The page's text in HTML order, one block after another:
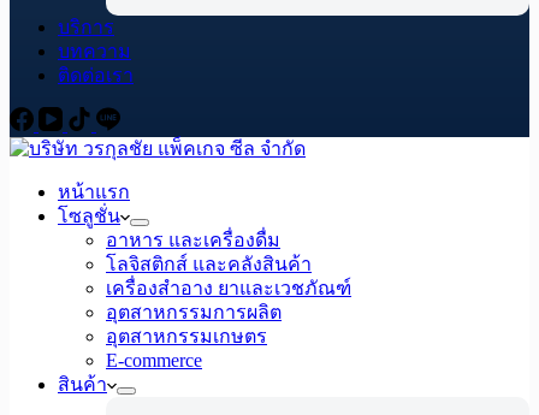
บริการ
บทความ
ติดต่อเรา
หน้าแรก
โซลูชั่น
อาหาร และเครื่องดื่ม
โลจิสติกส์ และคลังสินค้า
เครื่องสำอาง ยาและเวชภัณฑ์
อุตสาหกรรมการผลิต
อุตสาหกรรมเกษตร
E-commerce
สินค้า